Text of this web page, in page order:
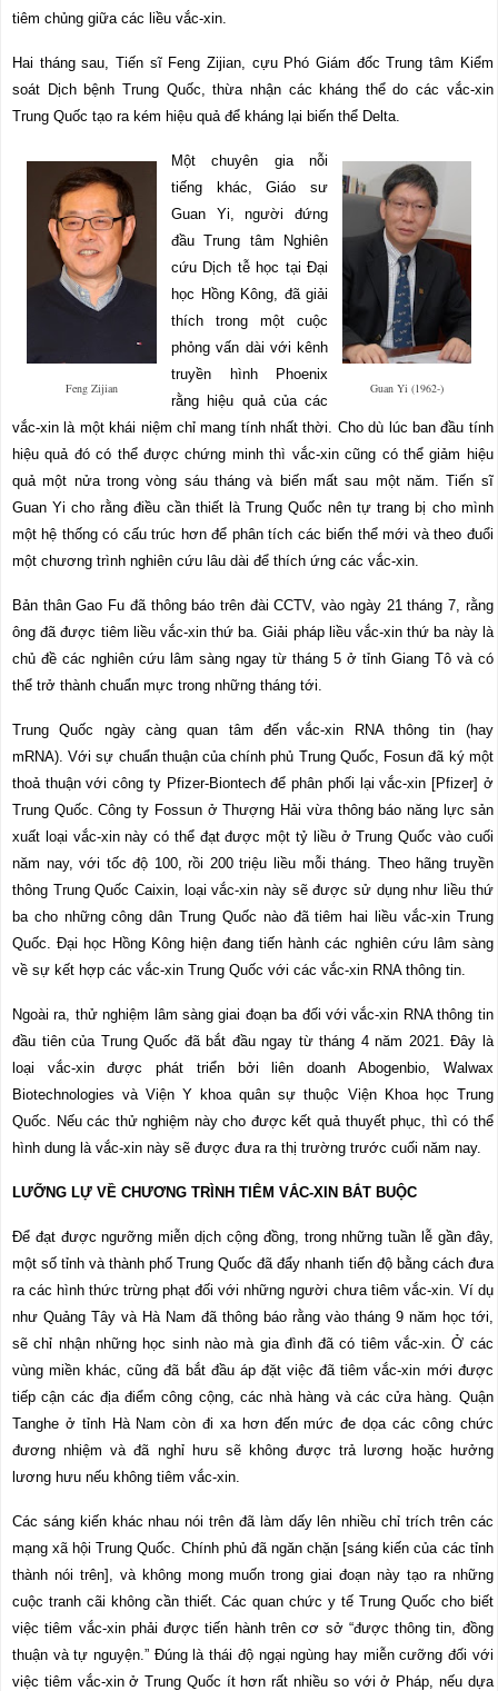
tiêm chủng giữa các liều vắc-xin.
Hai tháng sau, Tiến sĩ Feng Zijian, cựu Phó Giám đốc Trung tâm Kiểm
soát Dịch bệnh Trung Quốc, thừa nhận các kháng thể do các vắc-xin
Trung Quốc tạo ra kém hiệu quả để kháng lại biến thể Delta.
Feng Zijian Guan Yi (1962-)
Một chuyên gia nỗi
tiếng khác, Giáo sư
Guan Yi, người đứng
đầu Trung tâm Nghiên
cứu Dịch tễ học tại Đại
học Hồng Kông, đã giải
thích trong một cuộc
phỏng vấn dài với kênh
truyền hình Phoenix
rằng hiệu quả của các
vắc-xin là một khái niệm chỉ mang tính nhất thời. Cho dù lúc ban đầu tính
hiệu quả đó có thể được chứng minh thì vắc-xin cũng có thể giảm hiệu
quả một nửa trong vòng sáu tháng và biến mất sau một năm. Tiến sĩ
Guan Yi cho rằng điều cần thiết là Trung Quốc nên tự trang bị cho mình
một hệ thống có cấu trúc hơn để phân tích các biến thể mới và theo đuổi
một chương trình nghiên cứu lâu dài để thích ứng các vắc-xin.
Bản thân Gao Fu đã thông báo trên đài CCTV, vào ngày 21 tháng 7, rằng
ông đã được tiêm liều vắc-xin thứ ba. Giải pháp liều vắc-xin thứ ba này là
chủ đề các nghiên cứu lâm sàng ngay từ tháng 5 ở tỉnh Giang Tô và có
thể trở thành chuẩn mực trong những tháng tới.
Trung Quốc ngày càng quan tâm đến vắc-xin RNA thông tin (hay
mRNA). Với sự chuẩn thuận của chính phủ Trung Quốc, Fosun đã ký một
thoả thuậnvới công ty Pfizer-Biontech để phân phối lại vắc-xin [Pfizer] ở
Trung Quốc. Công ty Fossun ở Thượng Hải vừa thông báo năng lực sản
xuất loại vắc-xin này có thể đạt được một tỷ liều ở Trung Quốc vào cuối
năm nay, với tốc độ 100, rồi 200 triệu liều mỗi tháng. Theo hãng truyền
thông Trung Quốc Caixin, loại vắc-xin này sẽ được sử dụng như liều thứ
ba cho những công dân Trung Quốc nào đã tiêm hai liều vắc-xin Trung
Quốc. Đại học Hồng Kông hiện đang tiến hành các nghiên cứu lâm sàng
về sự kết hợp các vắc-xin Trung Quốc với các vắc-xin RNA thông tin.
Ngoài ra, thử nghiệm lâm sàng giai đoạn ba đối với vắc-xin RNA thông tin
đầu tiên của Trung Quốc đã bắt đầu ngay từ tháng 4 năm 2021. Đây là
loại vắc-xin được phát triển bởi liên doanh Abogenbio, Walwax
Biotechnologies và Viện Y khoa quân sự thuộc Viện Khoa học Trung
Quốc. Nếu các thử nghiệm này cho đượckết quả thuyết phục , thì có thể
hình dung là vắc-xin này sẽ được đưa ra thị trường trước cuối năm nay.
LƯỠNG LỰ VỀ CHƯƠNG TRÌNH TIÊM VẮC-XIN BẮT BUỘC
Để đạt được ngưỡng miễn dịch cộng đồng, trong những tuần lễ gần đây,
một số tỉnh và thành phố Trung Quốc đã đẩy nhanh tiến độ bằng cách đưa
ra các hình thức trừng phạt đối với những người chưa tiêm vắc-xin. Ví dụ
như Quảng Tây và Hà Nam đã thông báo rằng vào tháng 9 năm học tới,
sẽ chỉ nhận những học sinh nào mà gia đình đã có tiêm vắc-xin. Ở các
vùng miền khác, cũng đã bắt đầu áp đặt việc đã tiêm vắc-xin mới được
tiếp cận các địa điểm công cộng, các nhà hàng và các cửa hàng. Quận
Tanghe ở tỉnh Hà Nam còn đi xa hơn đến mức đe dọa các công chức
đương nhiệm và đã nghỉ hưu sẽ không được trả lương hoặc hưởng
lương hưu nếu không tiêm vắc-xin.
Các sáng kiến khác nhau nói trên đã làm dấy lên nhiều chỉ trích trên các
mạng xã hội Trung Quốc. Chính phủ đã ngăn chặn [sáng kiến của các tỉnh
thành nói trên], và không mong muốn trong giai đoạn này tạo ra những
cuộc tranh cãi không cần thiết. Các quan chức y tế Trung Quốc cho biết
việc tiêm vắc-xin phải được tiến hành trên cơ sở “được thông tin, đồng
thuận và tự nguyện.” Đúng là thái độ ngại ngùng hay miễn cưỡng đối với
việc tiêm vắc-xin ở Trung Quốc ít hơn rất nhiều so với ở Pháp, nếu dựa